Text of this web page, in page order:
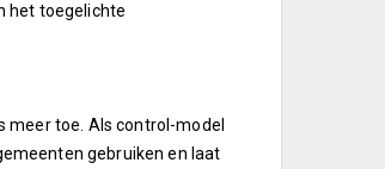
het toegelichte
meer toe. Als control-model
gebruiken en laat